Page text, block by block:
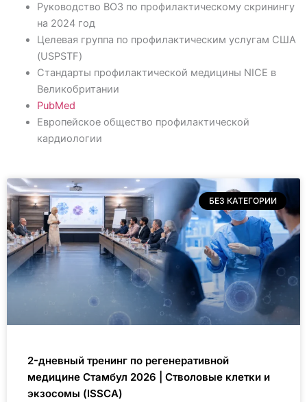
Руководство ВОЗ по профилактическому скринингу
на 2024 год
Целевая группа по профилактическим услугам США
(USPSTF)
Стандарты профилактической медицины NICE в
Великобритании
PubMed
Европейское общество профилактической
кардиологии
БЕЗ КАТЕГОРИИ
2-дневный тренинг по регенеративной
медицине Стамбул 2026 | Стволовые клетки и
экзосомы (ISSCA)